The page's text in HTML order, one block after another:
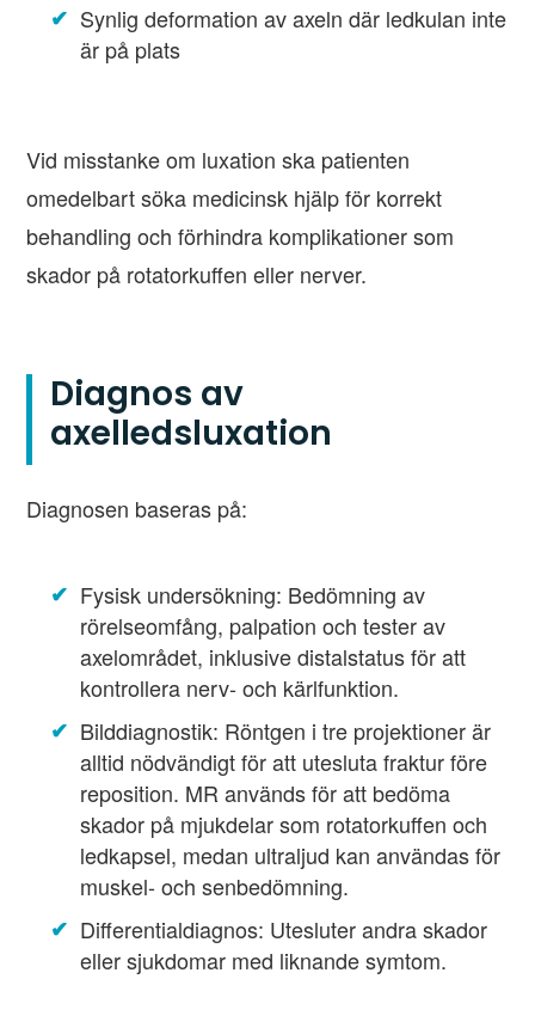
Synlig deformation av axeln där ledkulan inte
är på plats
Vid misstanke om luxation ska patienten
omedelbart söka medicinsk hjälp för korrekt
behandling och förhindra komplikationer som
skador på rotatorkuffen eller nerver.
Diagnos av
axelledsluxation
Diagnosen baseras på:
Fysisk undersökning: Bedömning av
rörelseomfång, palpation och tester av
axelområdet, inklusive distalstatus för att
kontrollera nerv- och kärlfunktion.
Bilddiagnostik: Röntgen i tre projektioner är
alltid nödvändigt för att utesluta fraktur före
reposition. MR används för att bedöma
skador på mjukdelar som rotatorkuffen och
ledkapsel, medan ultraljud kan användas för
muskel- och senbedömning.
Differentialdiagnos: Utesluter andra skador
eller sjukdomar med liknande symtom.